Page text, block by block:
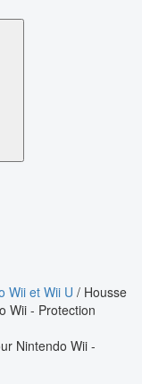
Wii et Wii U / Housse
Wii - Protection